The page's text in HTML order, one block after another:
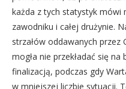
każda z tych statystyk mówi
zawodniku i całej drużynie.
strzałów oddawanych przez
mogła nie przekładać się
finalizacją, podczas gdy
w mniejszej liczbie sytuacji.